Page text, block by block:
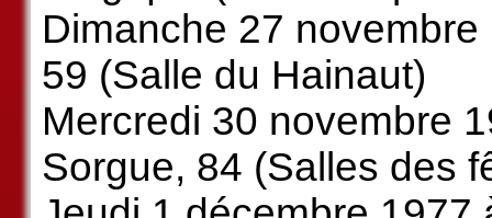
Dimanche 27
59 (Salle du Hainaut)
Mercredi 30 novembre
Sorgue, 84 (Salles des